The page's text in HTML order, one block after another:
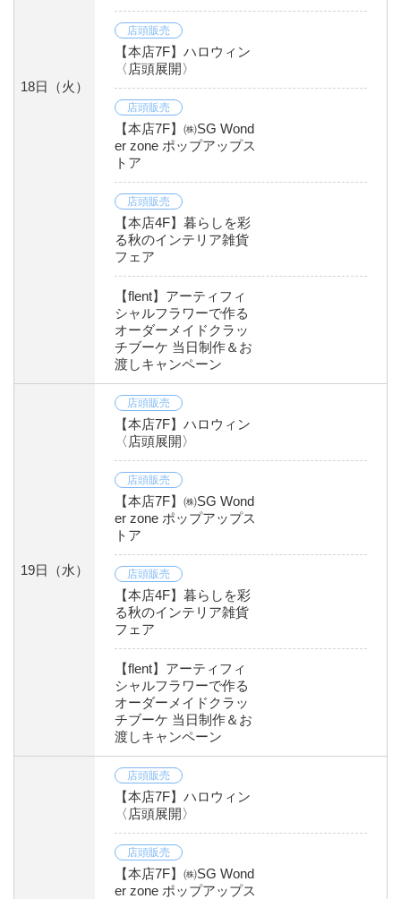
18日 （火）
店頭販売
【本店7F】ハロウィン
〈店頭展開〉
店頭販売
【本店7F】㈱SG Wond
er zone ポップアップス
トア
店頭販売
【本店4F】暮らしを彩
る秋のインテリア雑貨
フェア
【flent】アーティフィ
シャルフラワーで作る
オーダーメイドクラッ
チブーケ 当日制作＆お
渡しキャンペーン
19日 （水）
店頭販売
【本店7F】ハロウィン
〈店頭展開〉
店頭販売
【本店7F】㈱SG Wond
er zone ポップアップス
トア
店頭販売
【本店4F】暮らしを彩
る秋のインテリア雑貨
フェア
【flent】アーティフィ
シャルフラワーで作る
オーダーメイドクラッ
チブーケ 当日制作＆お
渡しキャンペーン
店頭販売
【本店7F】ハロウィン
〈店頭展開〉
店頭販売
【本店7F】㈱SG Wond
er zone ポップアップス